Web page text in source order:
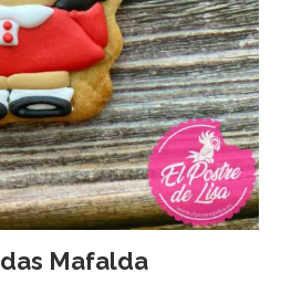
Mafalda